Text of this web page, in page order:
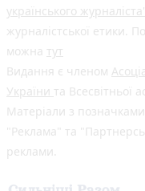
українського журналіста"
журналістської етики.
можна тут
Видання є членом
України та Всесвітньої
Матеріали з
"Реклама" та
реклами.